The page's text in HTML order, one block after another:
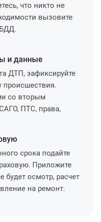
что никто не
вызовите
и данные
ДТП, зафиксируйте
происшествия.
со вторым
ПТС, права,
срока подайте
Приложите
будет осмотр, расчет
на ремонт.